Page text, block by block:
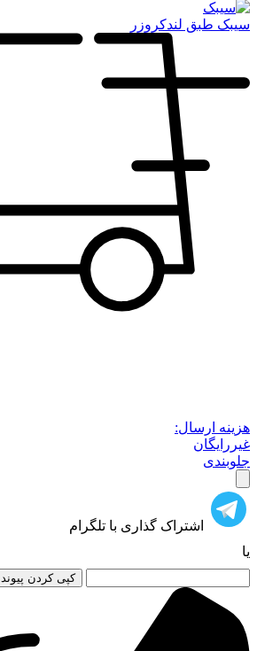
سیبک طبق لندکروزر
هزینه ارسال:
غیررایگان
جلوبندی
اشتراک گذاری با تلگرام
یا
کپی کردن پیوند